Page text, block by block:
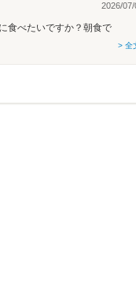
2026/
食べたいですか？朝食で
> 全